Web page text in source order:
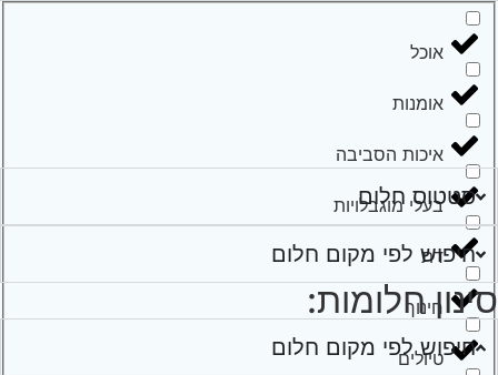
אוכל
אומנות
איכות הסביבה
בעלי מוגבלויות
דת
חינוך
טיולים
סטטוס חלום
חיפוש לפי מקום חלום
חלומות:
חיפוש לפי מקום חלום